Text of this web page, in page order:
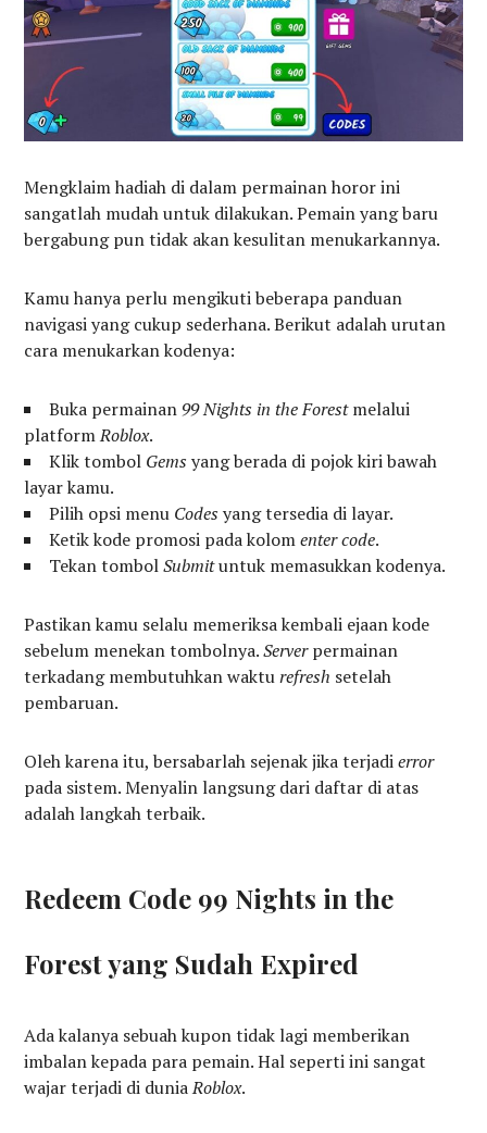
Mengklaim hadiah di dalam permainan horor ini
sangatlah mudah untuk dilakukan. Pemain yang baru
bergabung pun tidak akan kesulitan menukarkannya.
Kamu hanya perlu mengikuti beberapa panduan
navigasi yang cukup sederhana. Berikut adalah urutan
cara menukarkan kodenya:
Buka permainan 99 Nights in the Forestmelalui
platformRoblox.
Klik tombol Gems yang berada di pojok kiri bawah
layar kamu.
Pilih opsi menu Codes yang tersedia di layar.
Ketik kode promosi pada kolomenter code.
Tekan tombolSubmituntuk memasukkan kodenya.
Pastikan kamu selalu memeriksa kembali ejaan kode
sebelum menekan tombolnya.Serverpermainan
terkadang membutuhkan wakturefresh setelah
pembaruan.
Oleh karena itu, bersabarlah sejenak jika terjadierror
pada sistem. Menyalin langsung dari daftar di atas
adalah langkah terbaik.
Redeem Code 99 Nights in the
Forest yang Sudah Expired
Ada kalanya sebuah kupon tidak lagi memberikan
imbalan kepada para pemain. Hal seperti ini sangat
wajar terjadi di duniaRoblox.